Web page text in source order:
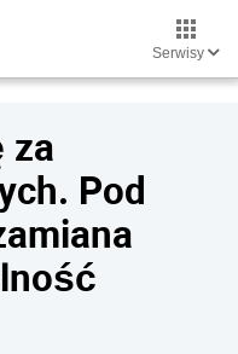
Serwisy
za
Pod